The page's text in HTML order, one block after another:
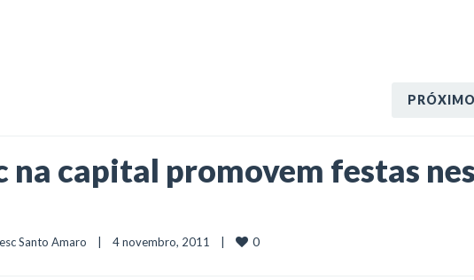
PRÓXIMO
na capital promovem festas
Santo Amaro
    |    4 novembro, 2011    |
0